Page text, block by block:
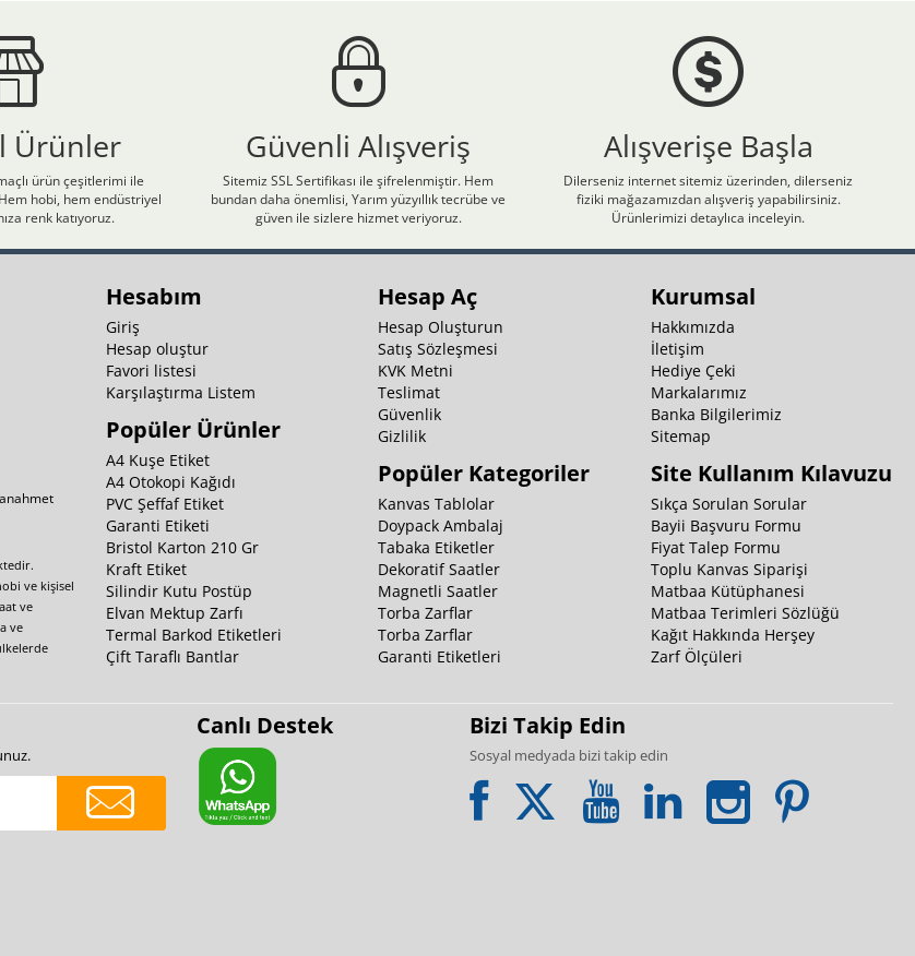
Ürünler
ürün çeşitlerimi ile
hobi, hem endüstriyel
renk katıyoruz.
Güvenli Alışveriş
Sitemiz SSL Sertifikası ile şifrelenmiştir. Hem
bundan daha önemlisi, Yarım yüzyıllık tecrübe ve
güven ile sizlere hizmet veriyoruz.
Alışverişe Başla
Dilerseniz internet sitemiz üzerinden, dilerseniz
fiziki mağazamızdan alışveriş yapabilirsiniz.
Ürünlerimizi detaylıca inceleyin.
ve kişisel
ve
ve
Hesabım
Giriş
Hesap oluştur
Favori listesi
Karşılaştırma Listem
Popüler Ürünler
A4 Kuşe Etiket
A4 Otokopi Kağıdı
PVC Şeffaf Etiket
Garanti Etiketi
Bristol Karton 210 Gr
Kraft Etiket
Silindir Kutu Postüp
Elvan Mektup Zarfı
Termal Barkod Etiketleri
Çift Taraflı Bantlar
Hesap Aç
Hesap Oluşturun
Satış Sözleşmesi
KVK Metni
Teslimat
Güvenlik
Gizlilik
Popüler Kategoriler
Kanvas Tablolar
Doypack Ambalaj
Tabaka Etiketler
Dekoratif Saatler
Magnetli Saatler
Torba Zarflar
Torba Zarflar
Garanti Etiketleri
Kurumsal
Hakkımızda
İletişim
Hediye Çeki
Markalarımız
Banka Bilgilerimiz
Sitemap
Site Kullanım Kılavuzu
Sıkça Sorulan Sorular
Bayii Başvuru Formu
Fiyat Talep Formu
Toplu Kanvas Siparişi
Matbaa Kütüphanesi
Matbaa Terimleri Sözlüğü
Kağıt Hakkında Herşey
Zarf Ölçüleri
Canlı Destek Bizi Takip Edin
Sosyal medyada bizi takip edin